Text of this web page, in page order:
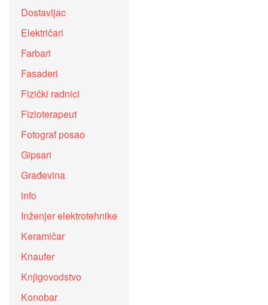
Dostavljac
Električari
Farbari
Fasaderi
Fizički radnici
Fizioterapeut
Fotograf posao
Gipsari
Građevina
info
Inženjer elektrotehnike
Keramičar
Knaufer
Knjigovodstvo
Konobar